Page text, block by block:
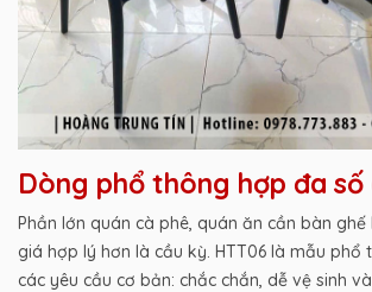
Dòng phổ thông hợp đa số
Phần lớn quán cà phê, quán ăn cần bàn
giá hợp lý hơn là cầu kỳ. HTT06 là mẫu
các yêu cầu cơ bản: chắc chắn, dễ vệ sinh